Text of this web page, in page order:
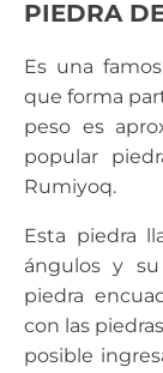
PIEDRA
Es una
que forma
peso es
popular
Rumiyoq.
Esta piedra
ángulos y
piedra
con las
posible